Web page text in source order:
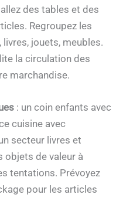
des tables et des
Regroupez les
jouets, meubles.
la circulation des
marchandise.
: un coin enfants avec
cuisine avec
secteur livres et
objets de valeur à
tentations. Prévoyez
pour les articles